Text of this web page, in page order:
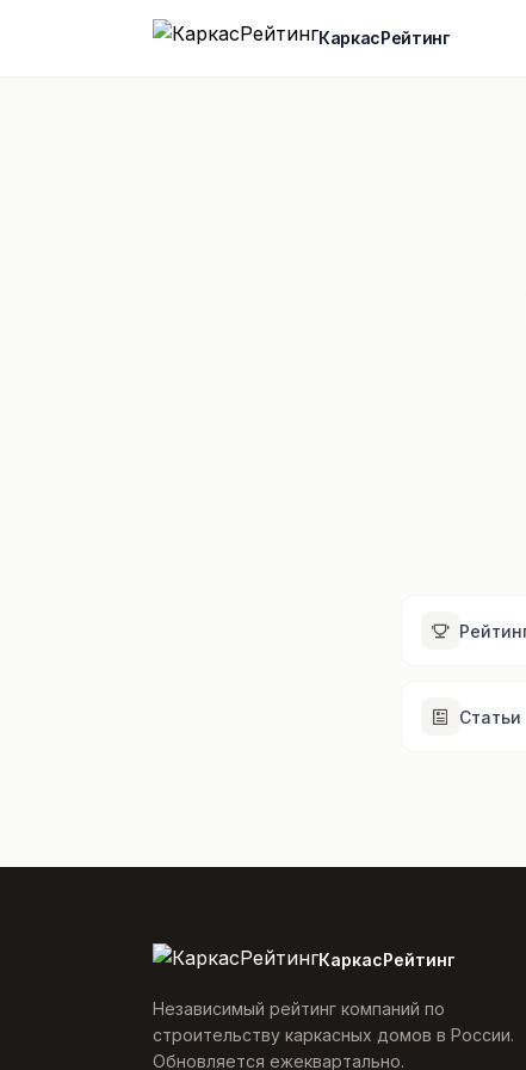
КаркасРейтинг
Статьи
КаркасРейтинг
Независимый рейтинг компаний по
строительству каркасных домов в России.
Обновляется ежеквартально.